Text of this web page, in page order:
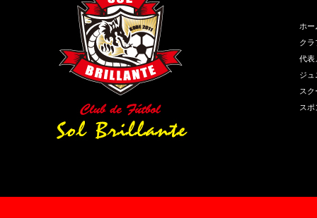
ホー
クラ
代表
ジュ
スク
スポ